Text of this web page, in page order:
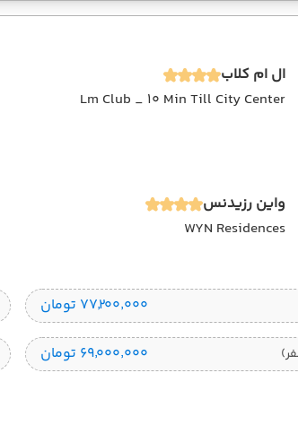
ال ام کلاب
Lm Club _ 10 Min Till City Center
واین رزیدنس
WYN Residences
۷۷٬۲۰۰٬۰۰۰ تومان
۶۹٬۰۰۰٬۰۰۰ تومان